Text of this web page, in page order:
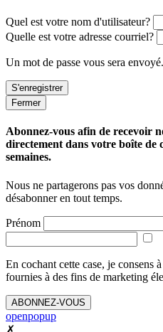
Quel est votre nom d'utilisateur?
Quelle est votre adresse courriel?
Un mot de passe vous sera envoyé.
Fermer
Abonnez-vous afin de recevoir
directement dans votre boîte de
semaines.
Nous ne partagerons pas vos
désabonner en tout temps.
Prénom
En cochant cette case, je consens
fournies à des fins de marketing
ABONNEZ-VOUS
openpopup
✗